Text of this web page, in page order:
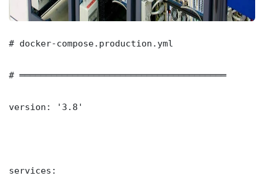
# docker-compose.production.yml
# ═══════════════════════════════════════
version: '3.8'
services: